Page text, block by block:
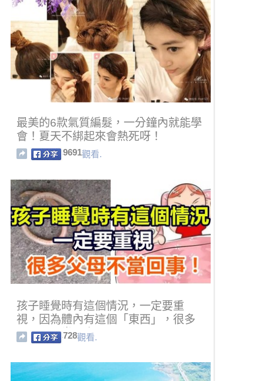
最美的6款氣質編髮，一分鐘內就能學
會！夏天不綁起來會熱死呀！
9691觀看.
孩子睡覺時有這個情況，一定要重
視，因為體內有這個「東西」，很多
父母卻不當回事！
728觀看.